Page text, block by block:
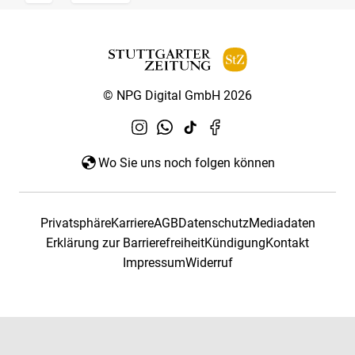
© NPG Digital GmbH 2026
Wo Sie uns noch folgen können
PrivatsphäreKarriereAGBDatenschutzMediadaten
Erklärung zur BarrierefreiheitKündigungKontakt
ImpressumWiderruf